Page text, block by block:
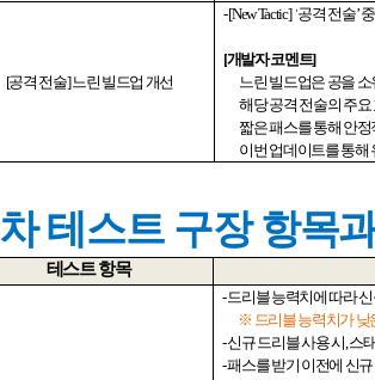
[공격 전술]느린 빌드업 개선
- [New Tactic] ‘공격 전술’
[개발자 코멘트]
느린 빌드업은 공을
해당 공격 전술의 주
짧은 패스를 통해 안
이번 업데이트를 통해
차 테스트 구장 항목
테스트 항목
-드리블 능력치에 따라
※ 드리블 능력치가 낮
-신규 드리블 사용 시,스
-패스를 받기 이전에 신